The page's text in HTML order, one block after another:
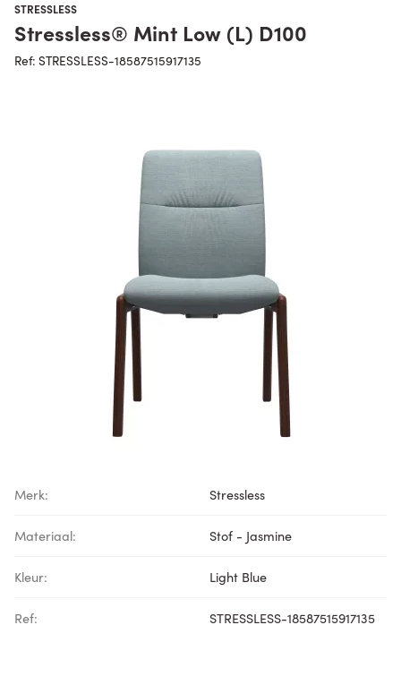
STRESSLESS
Stressless® Mint Low (L) D100
Ref: STRESSLESS-18587515917135
Merk: Stressless
Materiaal: Stof - Jasmine
Kleur: Light Blue
Ref: STRESSLESS-18587515917135